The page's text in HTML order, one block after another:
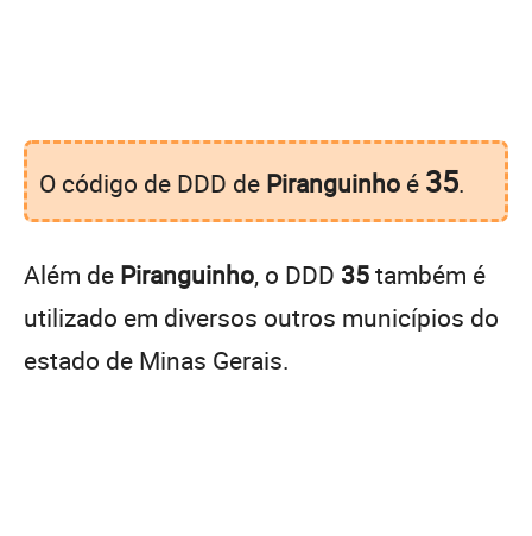
O código de DDD de Piranguinho é 35.
Além de Piranguinho, o DDD 35também é
utilizado em diversos outros municípios do
estado de Minas Gerais.